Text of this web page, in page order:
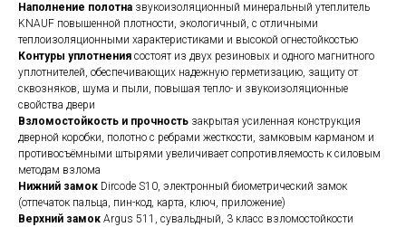
Наполнение полотна звукоизоляционный минеральный утеплитель
KNAUF повышенной плотности, экологичный, с отличными
теплоизоляционными характеристиками и высокой огнестойкостью
Контуры уплотнения состоят из двух резиновых и одного магнитного
уплотнителей, обеспечивающих надежную герметизацию, защиту от
сквозняков, шума и пыли, повышая тепло- и звукоизоляционные
свойства двери
Взломостойкость и прочность закрытая усиленная конструкция
дверной коробки, полотно с ребрами жесткости, замковым карманом и
противосъёмными штырями увеличивает сопротивляемость к силовым
методам взлома
Нижний замок Dircode S10, электронный биометрический замок
(отпечаток пальца, пин-код, карта, ключ, приложение)
Верхний замок Argus 511, сувальдный, 3 класс взломостойкости